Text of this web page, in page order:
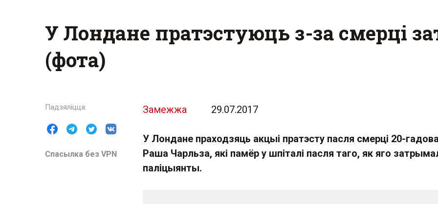
У Лондане пратэстуюць з-за смерці
(фота)
Спасылка без VPN
Замежжа 29.07.2017
У Лондане праходзяць акцыі пратэсту пасля смерці 20-
Раша Чарльза, які памёр у шпіталі пасля таго, як яго
паліцыянты.